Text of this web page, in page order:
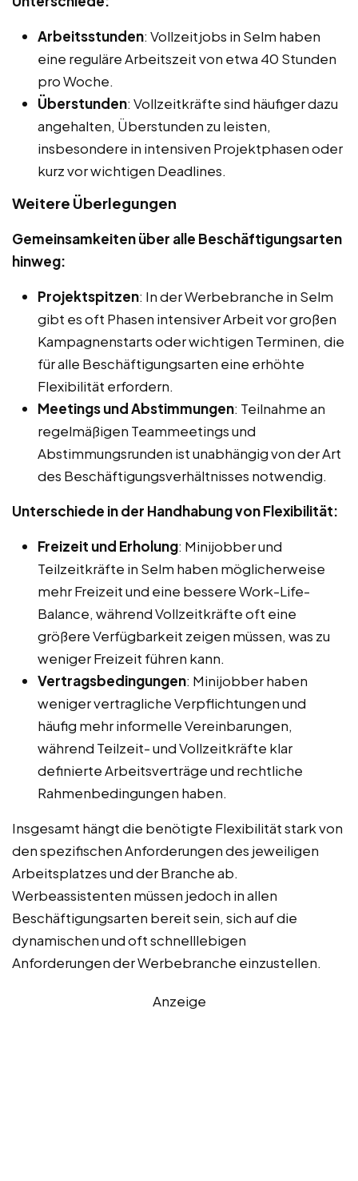
Arbeitsstunden: Vollzeitjobs in Selm haben
eine reguläre Arbeitszeit von etwa 40 Stunden
pro Woche.
Überstunden: Vollzeitkräfte sind häufiger dazu
angehalten, Überstunden zu leisten,
insbesondere in intensiven Projektphasen oder
kurz vor wichtigen Deadlines.
Weitere Überlegungen
Gemeinsamkeiten über alle Beschäftigungsarten
hinweg:
Projektspitzen: In der Werbebranche in Selm
gibt es oft Phasen intensiver Arbeit vor großen
Kampagnenstarts oder wichtigen Terminen, die
für alle Beschäftigungsarten eine erhöhte
Flexibilität erfordern.
Meetings und Abstimmungen: Teilnahme an
regelmäßigen Teammeetings und
Abstimmungsrunden ist unabhängig von der Art
des Beschäftigungsverhältnisses notwendig.
Unterschiede in der Handhabung von Flexibilität:
Freizeit und Erholung: Minijobber und
Teilzeitkräfte in Selm haben möglicherweise
mehr Freizeit und eine bessere Work-Life-
Balance, während Vollzeitkräfte oft eine
größere Verfügbarkeit zeigen müssen, was zu
weniger Freizeit führen kann.
Vertragsbedingungen: Minijobber haben
weniger vertragliche Verpflichtungen und
häufig mehr informelle Vereinbarungen,
während Teilzeit- und Vollzeitkräfte klar
definierte Arbeitsverträge und rechtliche
Rahmenbedingungen haben.
Insgesamt hängt die benötigte Flexibilität stark von
den spezifischen Anforderungen des jeweiligen
Arbeitsplatzes und der Branche ab.
Werbeassistenten müssen jedoch in allen
Beschäftigungsarten bereit sein, sich auf die
dynamischen und oft schnelllebigen
Anforderungen der Werbebranche einzustellen.
Anzeige